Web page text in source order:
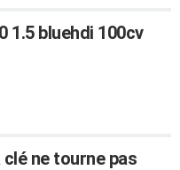
1.5 bluehdi 100cv
clé ne tourne pas